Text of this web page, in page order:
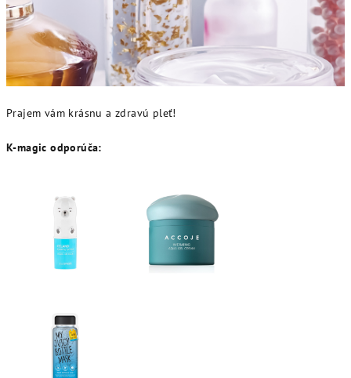
Prajem vám krásnu a zdravú pleť!
K-magic odporúča: